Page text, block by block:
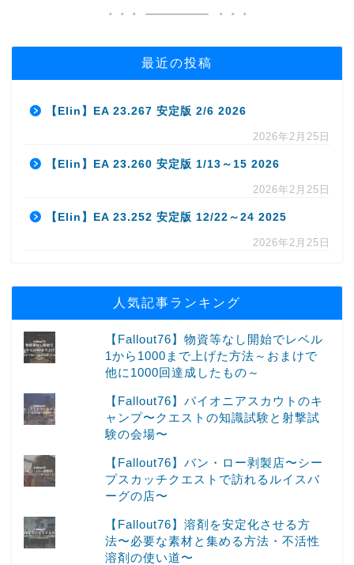
最近の投稿
【Elin】EA 23.267 安定版 2/6 2026
2026年2月25日
【Elin】EA 23.260 安定版 1/13～15 2026
2026年2月25日
【Elin】EA 23.252 安定版 12/22～24 2025
2026年2月25日
人気記事ランキング
【Fallout76】物資等なし開始でレベル
1から1000まで上げた方法～おまけで
他に1000回達成したもの～
【Fallout76】パイオニアスカウトのキ
ャンプ〜クエストの知識試験と射撃試
験の会場〜
【Fallout76】バン・ロー剥製店〜シー
プスカッチクエストで訪れるルイスバ
ーグの店〜
【Fallout76】溶剤を安定化させる方
法〜必要な素材と集める方法・不活性
溶剤の使い道〜